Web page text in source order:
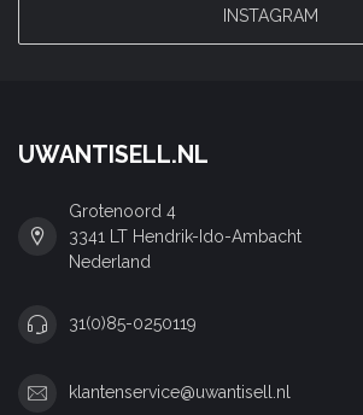
INSTAGRAM
UWANTISELL.NL
Grotenoord 4
3341 LT Hendrik-Ido-Ambacht
Nederland
31(0)85-0250119
klantenservice@uwantisell.nl